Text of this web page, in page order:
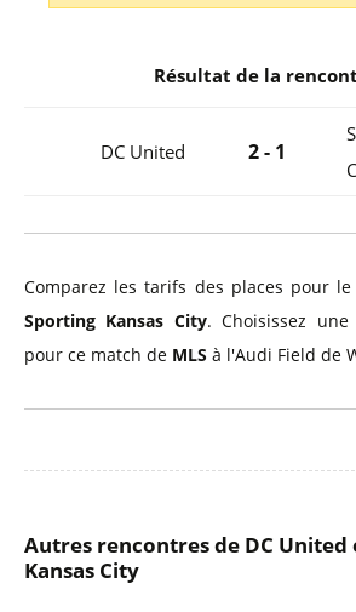
Résultat de la
DC United 2 - 1
Comparez les tarifs des places pour le
Sporting Kansas City. Choisissez
pour ce match de MLS à l'Audi Field de
Autres rencontres de DC United
Kansas City